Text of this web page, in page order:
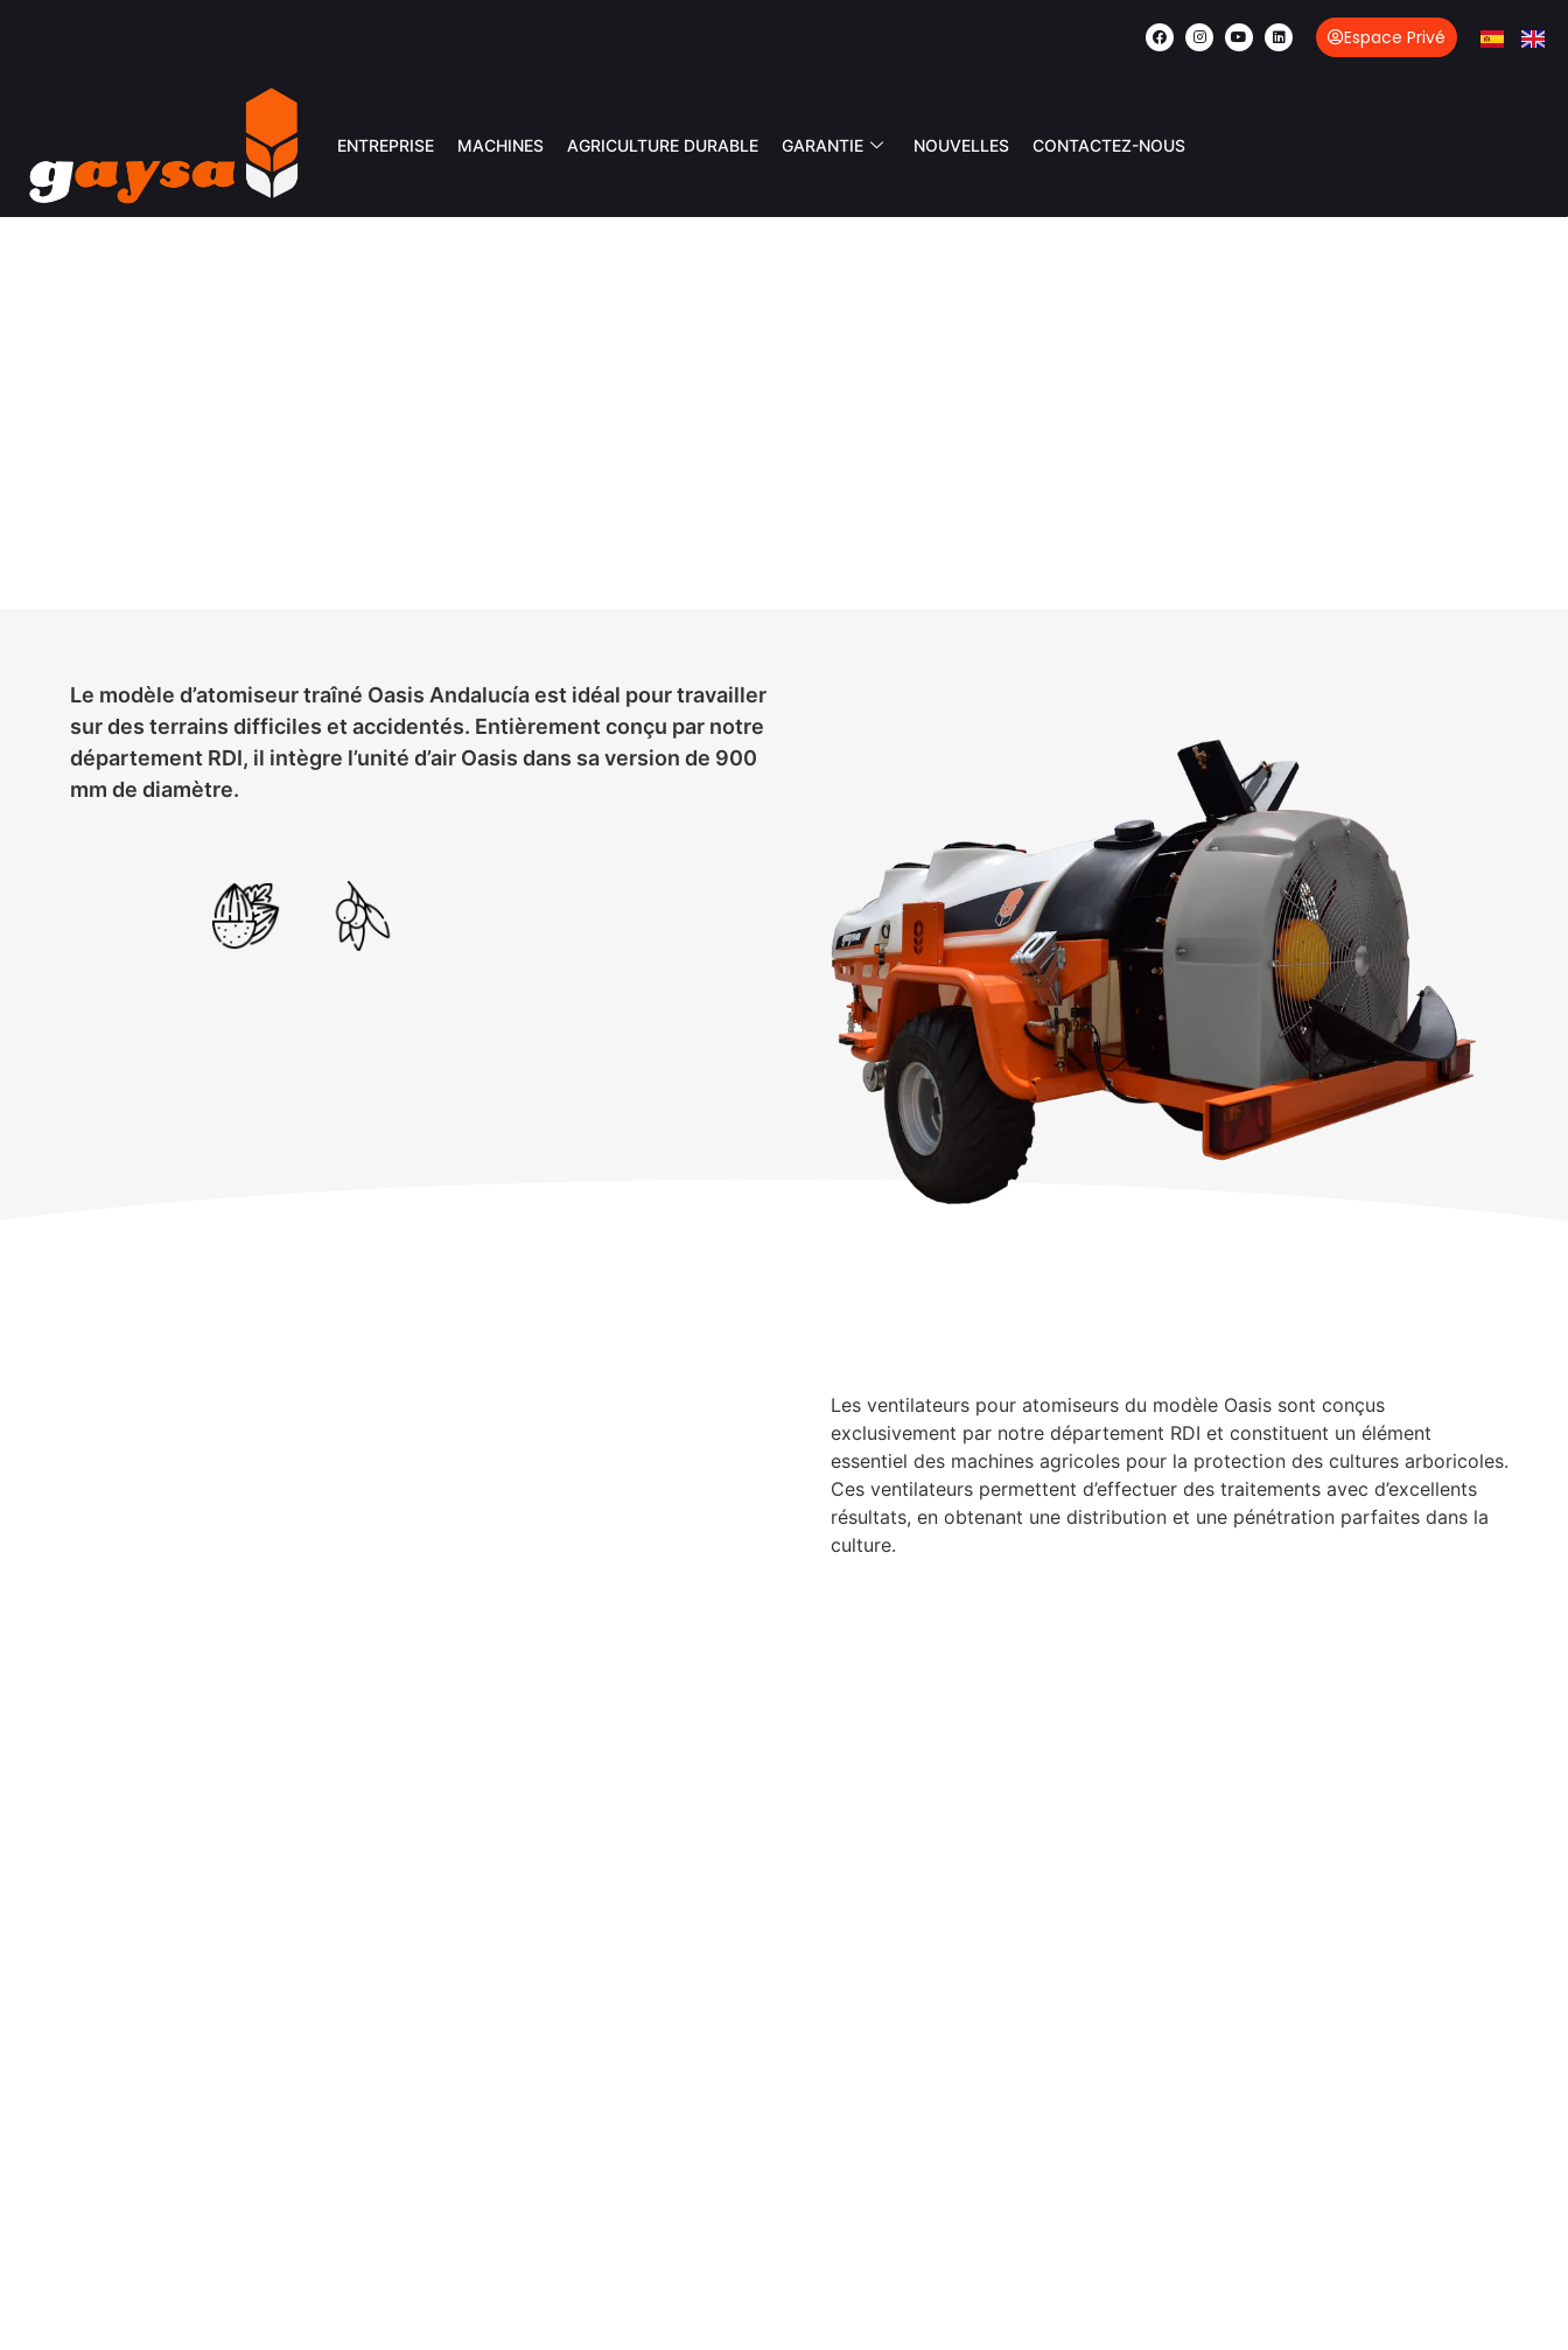
Espace Privé
ENTREPRISE MACHINES AGRICULTURE DURABLE GARANTIE NOUVELLES CONTACTEZ-NOUS
Le modèle d’atomiseur traîné Oasis Andalucía est idéal pour travailler
sur des terrains difficiles et accidentés. Entièrement conçu par notre
département RDI, il intègre l’unité d’air Oasis dans sa version de 900
mm de diamètre.
Les ventilateurs pour atomiseurs du modèle Oasis sont conçus
exclusivement par notre département RDI et constituent un élément
essentiel des machines agricoles pour la protection des cultures arboricoles.
Ces ventilateurs permettent d’effectuer des traitements avec d’excellents
résultats, en obtenant une distribution et une pénétration parfaites dans la
culture.